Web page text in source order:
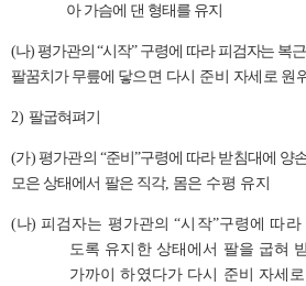
아가슴에 댄 형태를 유지
(나) 평가관의“시작” 구령에 따라 피검자는 복
팔꿈치가 무릎에 닿으면 다시 준비 자세로 원
2) 팔굽혀펴기
(가)평가관의 “준비 ”구령에 따라 받침대에 양
모은 상태에서 팔은 직각, 몸은 수평 유지
(나) 피검자는 평가관의“시작”구령에 따라
도록 유지한 상태에서 팔을 굽혀
가까이 하였다가 다시 준비 자세로